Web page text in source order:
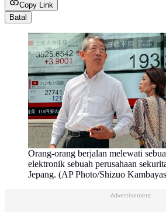
Copy Link
Batal
Orang-orang berjalan melewati
elektronik sebuah perusahaan
Jepang. (AP Photo/Shizuo
Advertisement